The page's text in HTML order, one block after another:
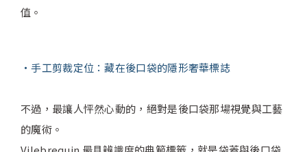
值。
手工剪裁定位：藏在後口袋的隱形奢華標誌
不過，最讓人怦然心動的，絕對是後口袋那場視覺與工藝
的魔術。